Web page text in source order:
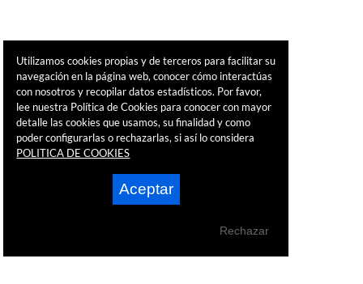
Utilizamos cookies propias y de terceros para facilitar su
navegación en la página web, conocer cómo interactúas
con nosotros y recopilar datos estadísticos. Por favor,
lee nuestra Política de Cookies para conocer con mayor
detalle las cookies que usamos, su finalidad y como
poder configurarlas o rechazarlas, si así lo considera
POLITICA DE COOKIES
Aceptar
Rechazar